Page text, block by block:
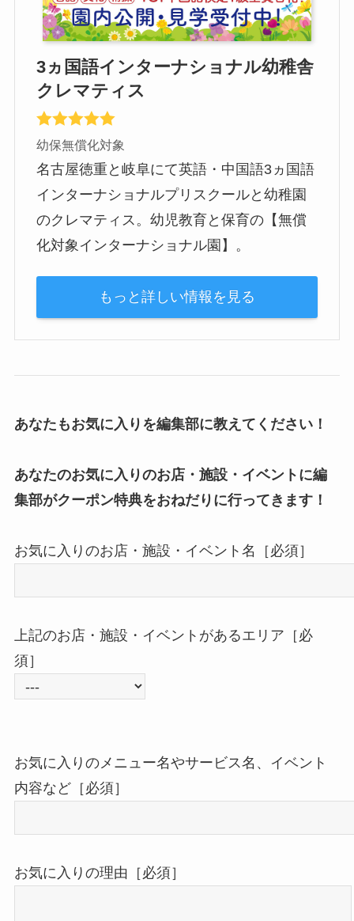
3ヵ国語インターナショナル幼稚舎
クレマティス
幼保無償化対象
名古屋徳重と岐阜にて英語・中国語3ヵ国語
インターナショナルプリスクールと幼稚園
のクレマティス。幼児教育と保育の【無償
化対象インターナショナル園】。
もっと詳しい情報を見る
あなたもお気に入りを編集部に教えてください！
あなたのお気に入りのお店・施設・イベントに編
集部がクーポン特典をおねだりに行ってきます！
お気に入りのお店・施設・イベント名［必須］
上記のお店・施設・イベントがあるエリア［必
須］
お気に入りのメニュー名やサービス名、イベント
内容など［必須］
お気に入りの理由［必須］